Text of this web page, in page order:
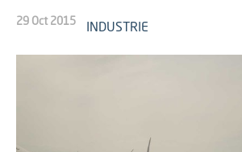
29 Oct 2015 INDUSTRIE